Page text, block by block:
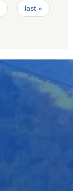
last »